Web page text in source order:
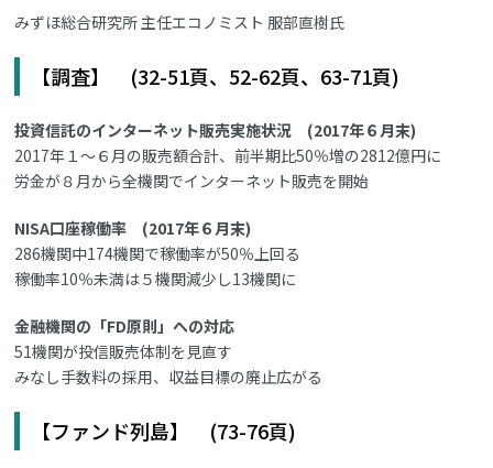
みずほ総合研究所 主任エコノミスト 服部直樹氏
【調査】 (32-51頁、52-62頁、63-71頁)
投資信託のインターネット販売実施状況 (2017年６月末)
2017年１～６月の販売額合計、前半期比50％増の2812億円に
労金が８月から全機関でインターネット販売を開始
NISA口座稼働率 (2017年６月末)
286機関中174機関で稼働率が50％上回る
稼働率10％未満は５機関減少し13機関に
金融機関の「FD原則」への対応
51機関が投信販売体制を見直す
みなし手数料の採用、収益目標の廃止広がる
【ファンド列島】 (73-76頁)